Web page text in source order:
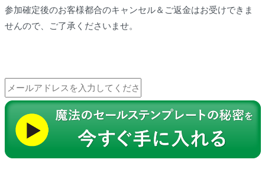
参加確定後のお客様都合のキャンセル＆ご返金はお受けできま
せんので、ご了承くださいませ。